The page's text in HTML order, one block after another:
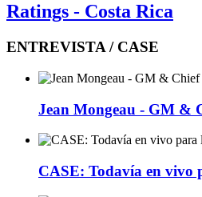
Ratings - Costa Rica
ENTREVISTA / CASE
Jean Mongeau - GM &
CASE: Todavía en vivo